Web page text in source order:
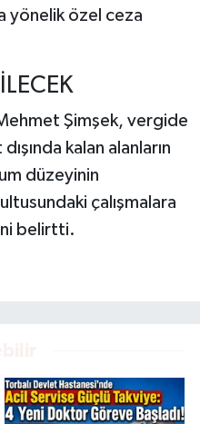
yönelik özel ceza
Şimşek, vergide
kalan alanların
düzeyinin
çalışmalara
belirtti.